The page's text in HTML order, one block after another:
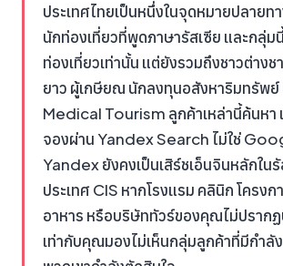
ประเทศไทยเป็นหนึ่งในจุดหมายปลายท
นักท่องเที่ยวที่พูดภาษารัสเซีย และกลุ่ม
ท่องเที่ยวเท่านั้น แต่ยังรวมถึงชาวต่างช
ยาว ผู้เกษียณ นักลงทุนอสังหาริมทรัพย์
Medical Tourism ลูกค้าเหล่านี้ค้นหา
จองผ่าน Yandex Search ไม่ใช่
Yandex ยังคงเป็นเสิร์ชเอ็นจินหลักใน
ประเทศ CIS หากโรงแรม คลินิก โครง
อาหาร หรือบริษัททัวร์ของคุณไม่ปราก
เท่ากับคุณมองไม่เห็นกลุ่มลูกค้าที่มีกำลั